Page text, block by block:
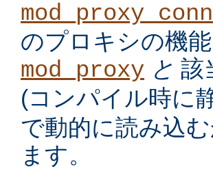
のプロキシの機
mod_proxy と 該
(コンパイル時に
で動的に読み込
ます。